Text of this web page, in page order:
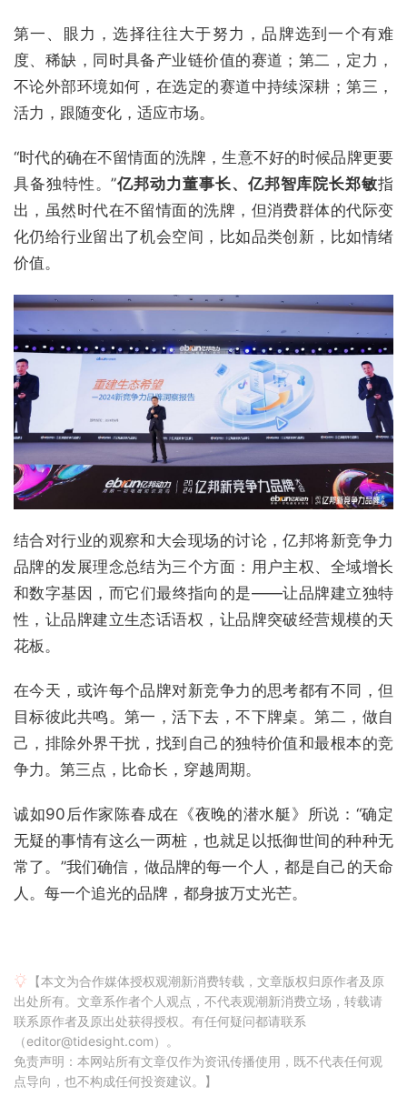
第一、眼力，选择往往大于努力，品牌选到一个有难
度、稀缺，同时具备产业链价值的赛道；第二，定力，
不论外部环境如何，在选定的赛道中持续深耕；第三，
活力，跟随变化，适应市场。
“时代的确在不留情面的洗牌，生意不好的时候品牌更要
具备独特性。”亿邦动力董事长、亿邦智库院长郑敏指
出，虽然时代在不留情面的洗牌，但消费群体的代际变
化仍给行业留出了机会空间，比如品类创新，比如情绪
价值。
结合对行业的观察和大会现场的讨论，亿邦将新竞争力
品牌的发展理念总结为三个方面：用户主权、全域增长
和数字基因，而它们最终指向的是——让品牌建立独特
性，让品牌建立生态话语权，让品牌突破经营规模的天
花板。
在今天，或许每个品牌对新竞争力的思考都有不同，但
目标彼此共鸣。第一，活下去，不下牌桌。第二，做自
己，排除外界干扰，找到自己的独特价值和最根本的竞
争力。第三点，比命长，穿越周期。
诚如90后作家陈春成在《夜晚的潜水艇》所说：“确定
无疑的事情有这么一两桩，也就足以抵御世间的种种无
常了。”我们确信，做品牌的每一个人，都是自己的天命
人。每一个追光的品牌，都身披万丈光芒。
【本文为合作媒体授权观潮新消费转载，文章版权归原作者及原
出处所有。文章系作者个人观点，不代表观潮新消费立场，转载请
联系原作者及原出处获得授权。有任何疑问都请联系
（editor@tidesight.com）。
免责声明：本网站所有文章仅作为资讯传播使用，既不代表任何观
点导向，也不构成任何投资建议。】